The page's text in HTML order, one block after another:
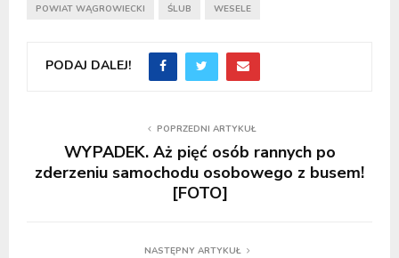
POWIAT WĄGROWIECKI ŚLUB WESELE
PODAJ DALEJ!
POPRZEDNI ARTYKUŁ
WYPADEK. Aż pięć osób rannych po
zderzeniu samochodu osobowego z busem!
[FOTO]
NASTĘPNY ARTYKUŁ